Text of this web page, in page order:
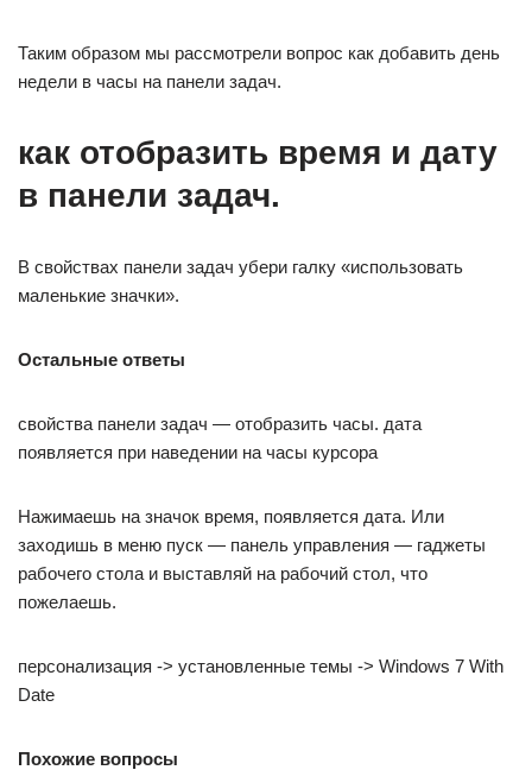
Таким образом мы рассмотрели вопрос как добавить день
недели в часы на панели задач.
как отобразить время и дату
в панели задач.
В свойствах панели задач убери галку «использовать
маленькие значки».
Остальные ответы
свойства панели задач — отобразить часы. дата
появляется при наведении на часы курсора
Нажимаешь на значок время, появляется дата. Или
заходишь в меню пуск — панель управления — гаджеты
рабочего стола и выставляй на рабочий стол, что
пожелаешь.
персонализация -> установленные темы -> Windows 7 With
Date
Похожие вопросы